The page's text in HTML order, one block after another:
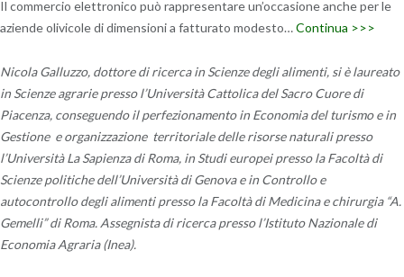
Il commercio elettronico può rappresentare un’occasione anche per le
aziende olivicole di dimensioni a fatturato modesto…Continua >>>
Nicola Galluzzo, dottore di ricerca in Scienze degli alimenti, si è laureato
in Scienze agrarie presso l’Università Cattolica del Sacro Cuore di
Piacenza, conseguendo il perfezionamento in Economia del turismo e in
Gestione e organizzazione territoriale delle risorse naturali presso
l’Università La Sapienza di Roma, in Studi europei presso la Facoltà di
Scienze politiche dell’Università di Genova e in Controllo e
autocontrollo degli alimenti presso la Facoltà di Medicina e chirurgia “A.
Gemelli” di Roma. Assegnista di ricerca presso l’Istituto Nazionale di
Economia Agraria (Inea).